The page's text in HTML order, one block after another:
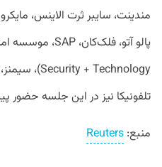
مندینت، سایبر ثرت الاینس،
تلفونیکا نیز در این جلسه حضور
منبع: Reuters